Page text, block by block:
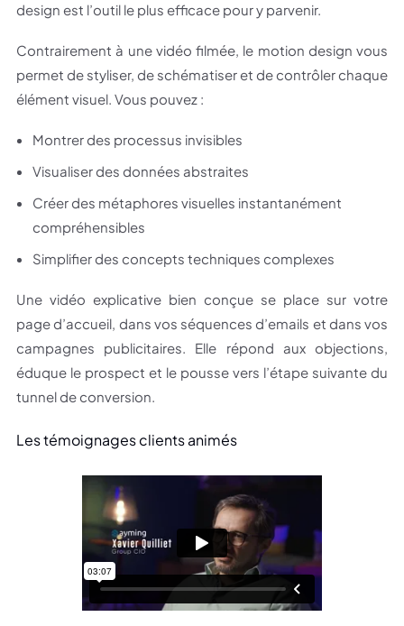
design est l’outil le plus efficace pour y parvenir.
Contrairement à une vidéo filmée, le motion design vous
permet de styliser, de schématiser et de contrôler chaque
élément visuel. Vous pouvez :
Montrer des processus invisibles
Visualiser des données abstraites
Créer des métaphores visuelles instantanément
compréhensibles
Simplifier des concepts techniques complexes
Une vidéo explicative bien conçue se place sur votre
page d’accueil, dans vos séquences d’emails et dans vos
campagnes publicitaires. Elle répond aux objections,
éduque le prospect et le pousse vers l’étape suivante du
tunnel de conversion.
Les témoignages clients animés